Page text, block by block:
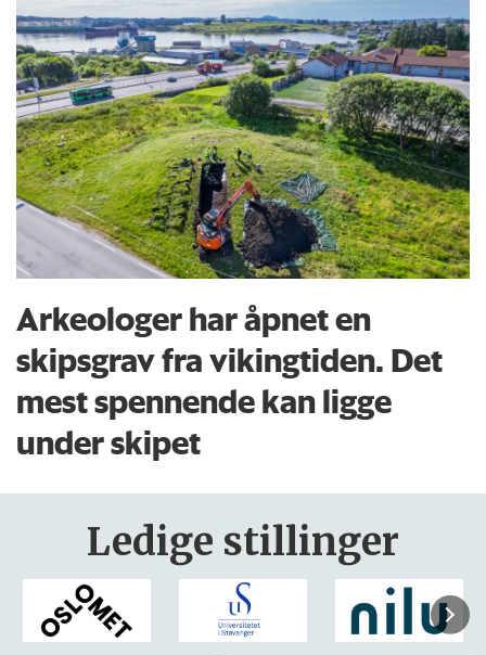
Arkeologer har åpnet en
skipsgrav fra vikingtiden. Det
mest spennende kan ligge
under skipet
Ledige stillinger